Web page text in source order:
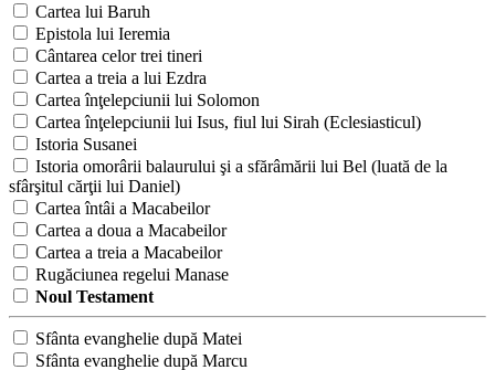
Cartea lui Baruh
Epistola lui Ieremia
Cântarea celor trei tineri
Cartea a treia a lui Ezdra
Cartea înţelepciunii lui Solomon
Cartea înţelepciunii lui Isus, fiul lui Sirah (Eclesiasticul)
Istoria Susanei
Istoria omorârii balaurului şi a sfărâmării lui Bel (luată de la
sfârşitul cărţii lui Daniel)
Cartea întâi a Macabeilor
Cartea a doua a Macabeilor
Cartea a treia a Macabeilor
Rugăciunea regelui Manase
Noul Testament
Sfânta evanghelie după Matei
Sfânta evanghelie după Marcu